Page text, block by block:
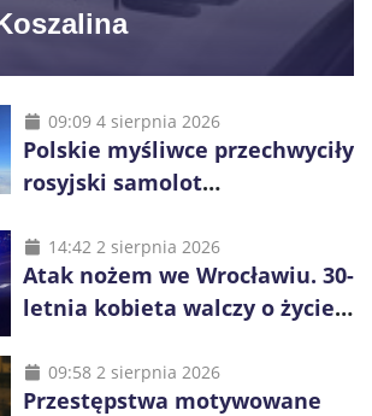
09:09 4 sierpnia 2026
Polskie myśliwce przechwyciły
rosyjski samolot
14:42 2 sierpnia 2026
Atak nożem we Wrocławiu. 30-
letnia kobieta walczy o życie,
obywatela Ukrainy
09:58 2 sierpnia 2026
Przestępstwa motywowane